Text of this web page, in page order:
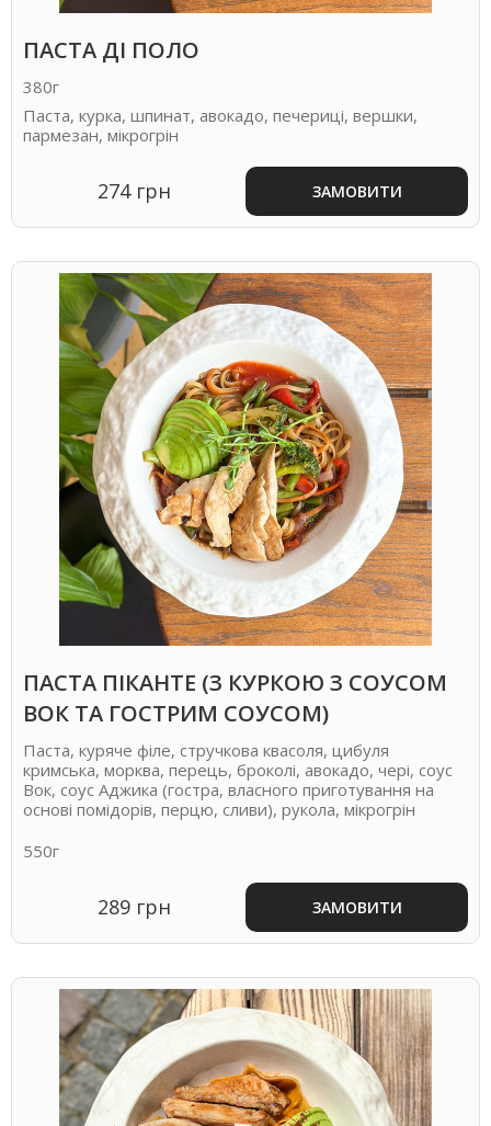
ПАСТА ДІ ПОЛО
380г
Паста, курка, шпинат, авокадо, печериці, вершки,
пармезан, мікрогрін
274 грн ЗАМОВИТИ
ПАСТА ПІКАНТЕ (З КУРКОЮ З СОУСОМ
ВОК ТА ГОСТРИМ СОУСОМ)
Паста, куряче філе, стручкова квасоля, цибуля
кримська, морква, перець, броколі, авокадо, чері, соус
Вок, соус Аджика (гостра, власного приготування на
основі помідорів, перцю, сливи), рукола, мікрогрін
550г
289 грн ЗАМОВИТИ